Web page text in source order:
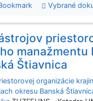
Vybrané
Štiavnica
organizácie
okresu Banská